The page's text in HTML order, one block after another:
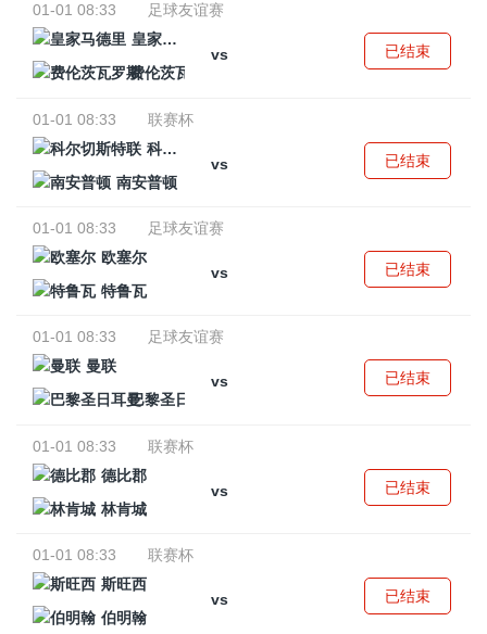
01-01 08:33
足球友谊赛
皇家马德里
vs
费伦茨瓦罗斯
已结束
01-01 08:33
联赛杯
科尔切斯特联
vs
南安普顿
已结束
01-01 08:33
足球友谊赛
欧塞尔
vs
特鲁瓦
已结束
01-01 08:33
足球友谊赛
曼联
vs
巴黎圣日耳曼
已结束
01-01 08:33
联赛杯
德比郡
vs
林肯城
已结束
01-01 08:33
联赛杯
斯旺西
vs
伯明翰
已结束